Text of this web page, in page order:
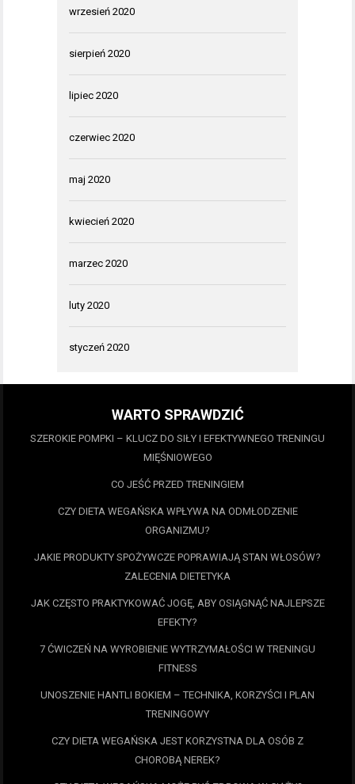
wrzesień 2020
sierpień 2020
lipiec 2020
czerwiec 2020
maj 2020
kwiecień 2020
marzec 2020
luty 2020
styczeń 2020
WARTO SPRAWDZIĆ
SZEROKIE POMPKI – KLUCZ DO SIŁY I EFEKTYWNEGO TRENINGU
MIĘŚNIOWEGO
CO JEŚĆ PRZED TRENINGIEM
CZY DIETA WEGAŃSKA WPŁYWA NA ODMŁODZENIE
ORGANIZMU?
JAKIE PRODUKTY SPOŻYWCZE POPRAWIAJĄ STAN WŁOSÓW?
ZALECENIA DIETETYKA
JAK CZĘSTO PRAKTYKOWAĆ JOGĘ, ABY OSIĄGNĄĆ NAJLEPSZE
EFEKTY?
7 ĆWICZEŃ NA WYROBIENIE WYTRZYMAŁOŚCI W TRENINGU
FITNESS
UNOSZENIE HANTLI BOKIEM – TECHNIKA, KORZYŚCI I PLAN
TRENINGOWY
CZY DIETA WEGAŃSKA JEST KORZYSTNA DLA OSÓB Z
CHOROBĄ NEREK?